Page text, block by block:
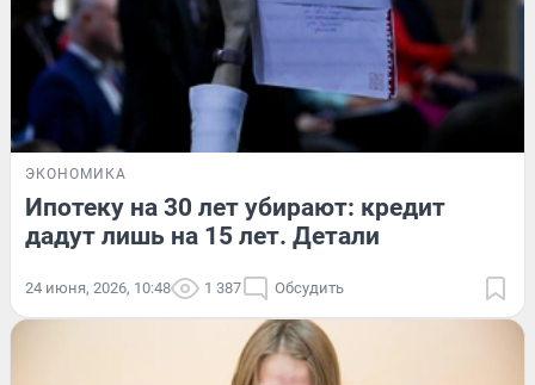
ЭКОНОМИКА
Ипотеку на 30 лет убирают: кредит
дадут лишь на 15 лет. Детали
24 июня, 2026, 10:48 1 387 Обсудить